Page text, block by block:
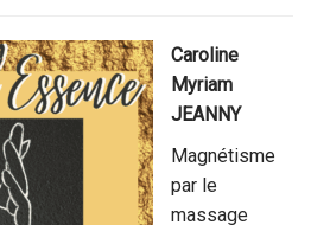
Caroline
Myriam
JEANNY
Magnétisme
par le
massage